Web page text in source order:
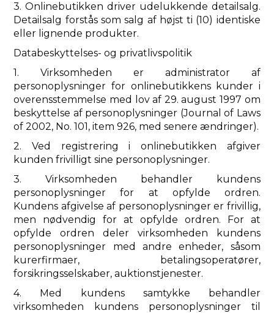
3. Onlinebutikken driver udelukkende detailsalg.
Detailsalg forstås som salg af højst ti (10) identiske
eller lignende produkter.
Databeskyttelses- og privatlivspolitik
1. Virksomheden er administrator af
personoplysninger for onlinebutikkens kunder i
overensstemmelse med lov af 29. august 1997 om
beskyttelse af personoplysninger (Journal of Laws
of 2002, No. 101, item 926, med senere ændringer).
2. Ved registrering i onlinebutikken afgiver
kunden frivilligt sine personoplysninger.
3. Virksomheden behandler kundens
personoplysninger for at opfylde ordren.
Kundens afgivelse af personoplysninger er frivillig,
men nødvendig for at opfylde ordren. For at
opfylde ordren deler virksomheden kundens
personoplysninger med andre enheder, såsom
kurerfirmaer, betalingsoperatører,
forsikringsselskaber, auktionstjenester.
4. Med kundens samtykke behandler
virksomheden kundens personoplysninger til